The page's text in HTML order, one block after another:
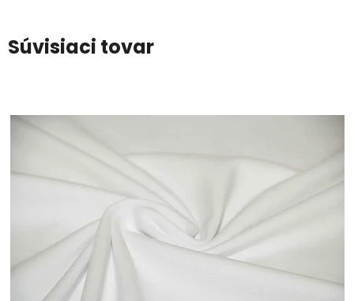
Súvisiaci tovar